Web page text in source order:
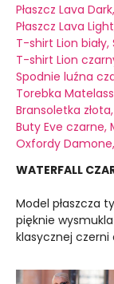
Płaszcz Lava
Płaszcz Lava
T-shirt Lion biały,
T-shirt Lion
Spodnie luźna
Torebka
Bransoletka
Buty Eve czarne,
Oxfordy Damone,
WATERFALL
Model płaszcza
pięknie
klasycznej czerni